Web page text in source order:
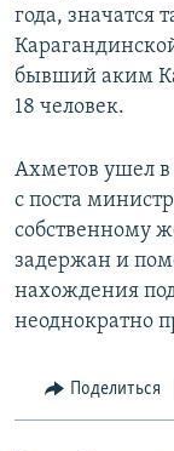
года,
бывший аким
18 человек.
Ахметов ушел в
с поста
собственному
задержан и
нахождения
неоднократно
Поделиться